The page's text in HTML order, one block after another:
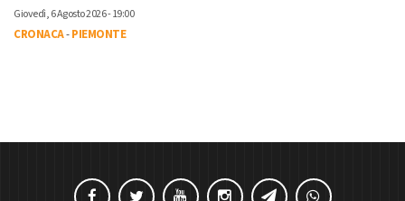
Giovedì, 6 Agosto 2026 - 19:00
CRONACA-PIEMONTE